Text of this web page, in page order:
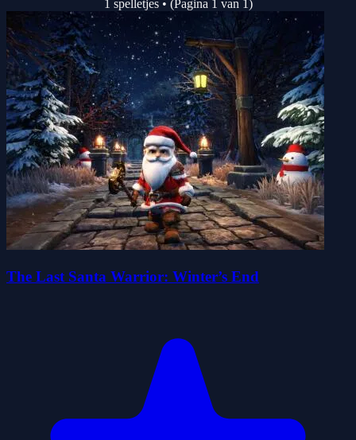
1 spelletjes • (Pagina 1 van 1)
The Last Santa Warrior: Winter’s End